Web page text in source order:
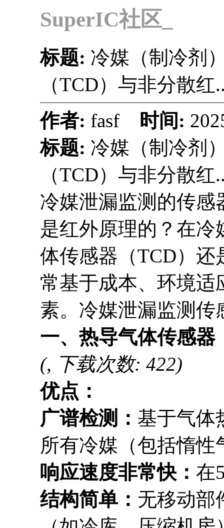
SuperIC社区_
标题: 冷媒（制冷剂
（TCD）与非分散
作者: fasf 时间:
标题: 冷媒（制冷剂
（TCD）与非分散红
冷媒泄漏监测的传感
是红外原理的？在
体传感器（TCD）
常基于成本、环境适
素。冷媒泄漏监测传
一、热导气体传感
(, 下载次数: 422)
优点：
广谱检测： 基于气体
所有冷媒（包括惰性
响应速度非常快： 在
结构简单： 无移动部